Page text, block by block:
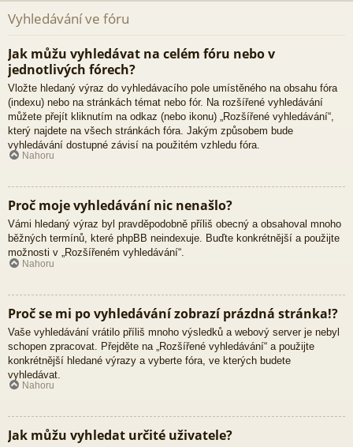
Vyhledávání ve fóru
Jak můžu vyhledávat na celém fóru nebo v
jednotlivých fórech?
Vložte hledaný výraz do vyhledávacího pole umístěného na obsahu fóra
(indexu) nebo na stránkách témat nebo fór. Na rozšířené vyhledávání
můžete přejít kliknutím na odkaz (nebo ikonu) „Rozšířené vyhledávání“,
který najdete na všech stránkách fóra. Jakým způsobem bude
vyhledávání dostupné závisí na použitém vzhledu fóra.
Nahoru
Proč moje vyhledávání nic nenašlo?
Vámi hledaný výraz byl pravděpodobně příliš obecný a obsahoval mnoho
běžných termínů, které phpBB neindexuje. Buďte konkrétnější a použijte
možnosti v „Rozšířeném vyhledávání“.
Nahoru
Proč se mi po vyhledávání zobrazí prázdná stránka!?
Vaše vyhledávání vrátilo příliš mnoho výsledků a webový server je nebyl
schopen zpracovat. Přejděte na „Rozšířené vyhledávání“ a použijte
konkrétnější hledané výrazy a vyberte fóra, ve kterých budete
vyhledávat.
Nahoru
Jak můžu vyhledat určité uživatele?